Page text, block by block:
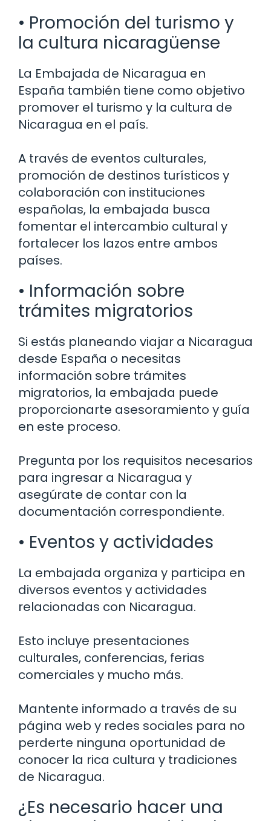
• Promoción del turismo y
la cultura nicaragüense
La Embajada de Nicaragua en
España también tiene como objetivo
promover el turismo y la cultura de
Nicaragua en el país.
A través de eventos culturales,
promoción de destinos turísticos y
colaboración con instituciones
españolas, la embajada busca
fomentar el intercambio cultural y
fortalecer los lazos entre ambos
países.
• Información sobre
trámites migratorios
Si estás planeando viajar a Nicaragua
desde España o necesitas
información sobre trámites
migratorios, la embajada puede
proporcionarte asesoramiento y guía
en este proceso.
Pregunta por los requisitos necesarios
para ingresar a Nicaragua y
asegúrate de contar con la
documentación correspondiente.
• Eventos y actividades
La embajada organiza y participa en
diversos eventos y actividades
relacionadas con Nicaragua.
Esto incluye presentaciones
culturales, conferencias, ferias
comerciales y mucho más.
Mantente informado a través de su
página web y redes sociales para no
perderte ninguna oportunidad de
conocer la rica cultura y tradiciones
de Nicaragua.
¿Es necesario hacer una